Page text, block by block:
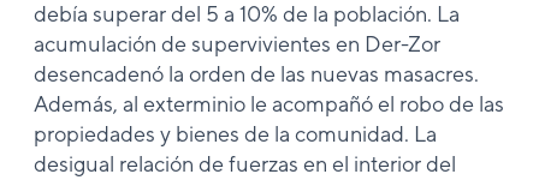
debía superar del 5 a 10% de la población. La
acumulación de supervivientes en Der-Zor
desencadenó la orden de las nuevas masacres.
Además, al exterminio le acompañó el robo de las
propiedades y bienes de la comunidad. La
desigual relación de fuerzas en el interior del